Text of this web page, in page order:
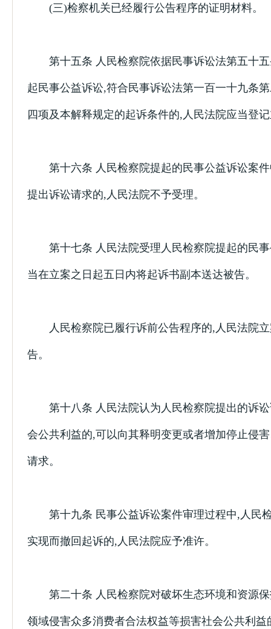
(三)检察机关已经履行公告程序的证明材料。
第十五条 人民检察院依据民事诉讼法第五十五
起民事公益诉讼,符合民事诉讼法第一百一十九条
四项及本解释规定的起诉条件的,人民法院应当登
第十六条 人民检察院提起的民事公益诉讼案件
提出诉讼请求的,人民法院不予受理。
第十七条 人民法院受理人民检察院提起的民事
当在立案之日起五日内将起诉书副本送达被告。
人民检察院已履行诉前公告程序的,人民法院立
告。
第十八条 人民法院认为人民检察院提出的诉讼
会公共利益的,可以向其释明变更或者增加停止侵
请求。
第十九条 民事公益诉讼案件审理过程中,人民
实现而撤回起诉的,人民法院应予准许。
第二十条 人民检察院对破坏生态环境和资源保
领域侵害众多消费者合法权益等损害社会公共利益